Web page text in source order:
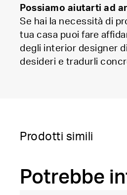
Possiamo aiutarti ad
Se hai la necessità di
tua casa puoi fare
degli interior designer
desideri e tradurli
Prodotti simili
Potrebbe